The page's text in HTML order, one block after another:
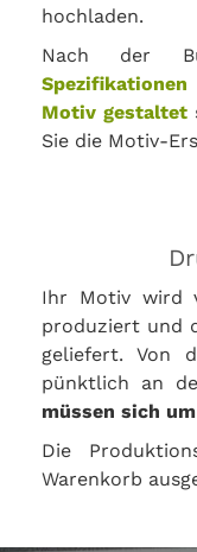
hochladen.
Nach der
Spezifikationen
Motiv gestaltet
Sie die Motiv-
Ihr Motiv wird
produziert und
geliefert. Von
pünktlich an
müssen sich
Die
Warenkorb